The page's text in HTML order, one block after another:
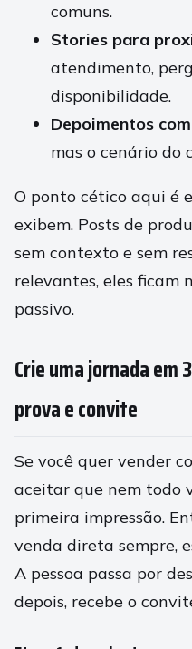
comuns.
Stories para
atendimento,
disponibilidade.
Depoimentos
mas o cenário do
O ponto cético aqui é
exibem. Posts de
sem contexto e sem
relevantes, eles ficam
passivo.
Crie uma jornada em
prova e convite
Se você quer vender
aceitar que nem todo
primeira impressão.
venda direta sempre,
A pessoa passa por
depois, recebe o